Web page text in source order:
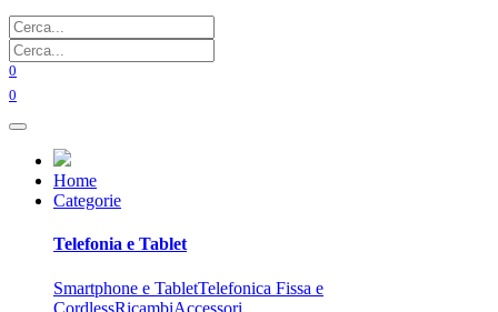
0
0
Home
Categorie
Telefonia e Tablet
Smartphone e TabletTelefonica Fissa e
CordlessRicambiAccessori